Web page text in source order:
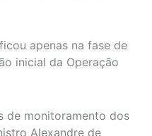
apenas na fase de
inicial da Operação
de monitoramento dos
Alexandre de